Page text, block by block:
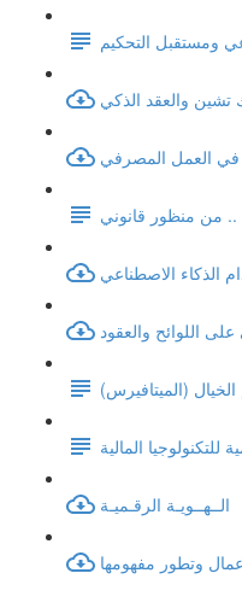
تشين والعقد الذكي
في العمل المصرفي
.. من منظور قانوني
الذكاء الاصطناعي
على اللوائح والعقود
(الميتافيرس)
الــهــويـة الرقـميـة
وتطور مفهومها